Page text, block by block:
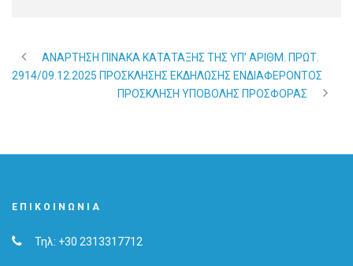
ΑΝΑΡΤΗΣΗ ΠΙΝΑΚΑ ΚΑΤΑΤΑΞΗΣ ΤΗΣ ΥΠ’ ΑΡΙΘΜ. ΠΡΩΤ.
2914/09.12.2025 ΠΡΟΣΚΛΗΣΗΣ ΕΚΔΗΛΩΣΗΣ ΕΝΔΙΑΦΕΡΟΝΤΟΣ
ΠΡΟΣΚΛΗΣΗ ΥΠΟΒΟΛΗΣ ΠΡΟΣΦΟΡΑΣ
ΕΠΙΚΟΙΝΩΝΊΑ
Τηλ: +30 2313317712